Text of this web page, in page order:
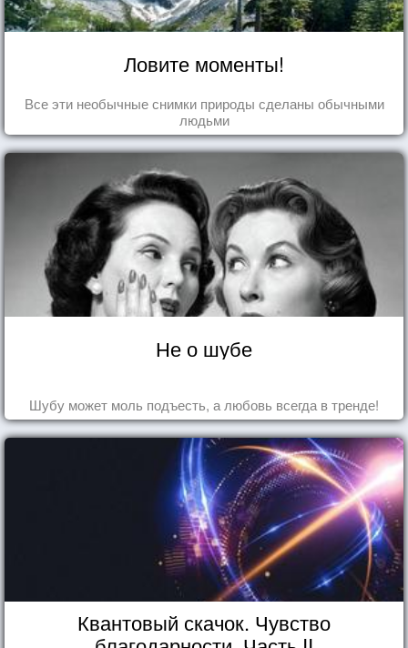
Ловите моменты!
Все эти необычные снимки природы сделаны обычными
людьми
Не о шубе
Шубу может моль подъесть, а любовь всегда в тренде!
Квантовый скачок. Чувство